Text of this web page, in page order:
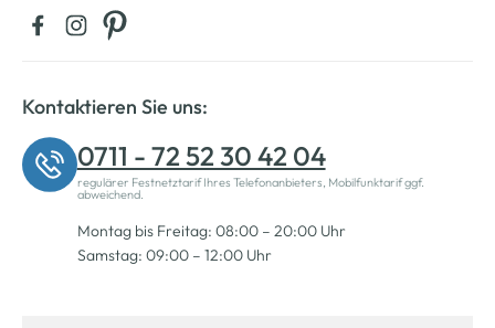
Kontaktieren Sie uns:
0711 - 72 52 30 42 04
regulärer Festnetztarif Ihres Telefonanbieters, Mobilfunktarif ggf.
abweichend.
Montag bis Freitag: 08:00 – 20:00 Uhr
Samstag: 09:00 – 12:00 Uhr